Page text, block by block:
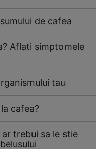
de cafea
Aflati simptomele
tau
cafea?
trebui sa le stie